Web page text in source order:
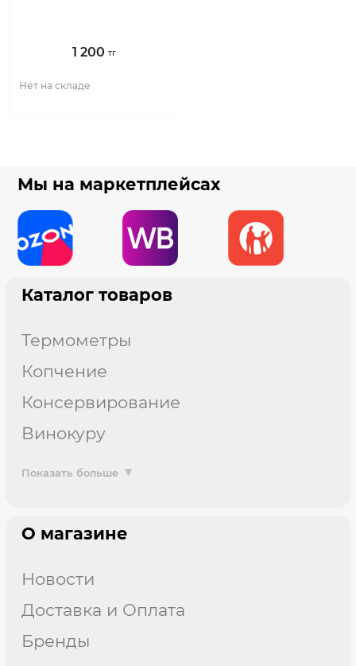
1 200 тг
Нет на складе
Мы на маркетплейсах
Каталог товаров
термометры
копчение
консервирование
винокуру
Показать больше
О магазине
Новости
Доставка и Оплата
Бренды